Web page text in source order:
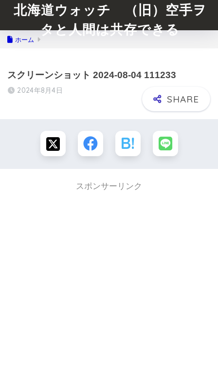
北海道ウォッチ （旧）空手ヲ
タと人間は共存できる
ホーム
スクリーンショット 2024-08-04 111233
2024年8月4日
スポンサーリンク